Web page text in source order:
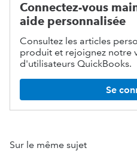
Connectez-vous
aide personnalisée
Consultez les articles
produit et rejoignez notre
d'utilisateurs QuickBooks.
Se
Sur le même sujet